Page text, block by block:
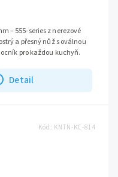
Detail
– 555-series z nerezové
a přesný nůž s oválnou
pro každou kuchyň.
Kód: KNTN-KC-814